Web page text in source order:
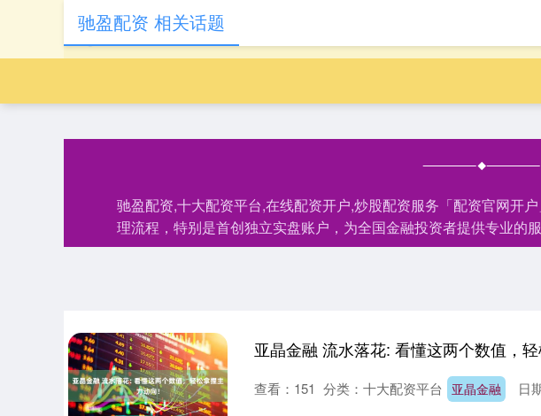
驰盈配资,十大配资平台,在线配资开户,炒股配资服务「配资官网开
理流程，特别是首创独立实盘账户，为全国金融投资者提供专业的服
驰盈配资 相关话题
亚晶金融 日
查看： 151 分类： 十大配资平台